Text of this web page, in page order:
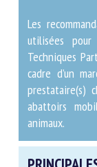
abattoirs fixes
Les
utilisées pour
Techniques
le cadre d’un
prestataire(s)
abattoirs
animaux.